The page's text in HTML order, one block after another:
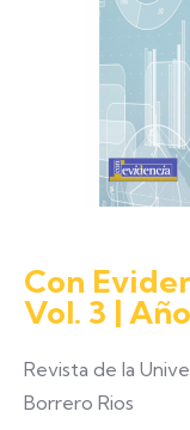
Con
Vol. 3 |
Revista de la
Borrero Rios